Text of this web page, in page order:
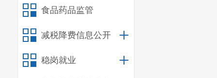
食品药品监管
减税降费信息公开
稳岗就业